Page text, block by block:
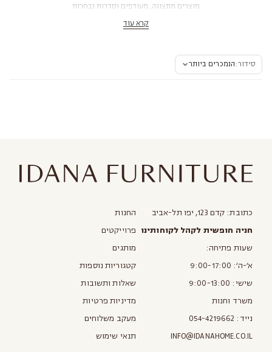
מוצרים מתצוגה, מעודפים וסדרות נבחרות
קרא עוד
סידור:הנמכרים ביותר
כתובת: קדם 123, יפו תל-אביב
חניה חופשית לקהל לקוחותינו
שעות פתיחה:
א׳-ה׳: 9:00-17:00
שישי: 9:00-13:00
משרד וחנות
נייד: 054-4219662
INFO@IDANAHOME.CO.IL
החנות
פרוייקטים
מותגים
קטגוריות נוספות
שאלות ותשובות
מדיניות פרטיות
מעקב משלוחים
תנאי שימוש